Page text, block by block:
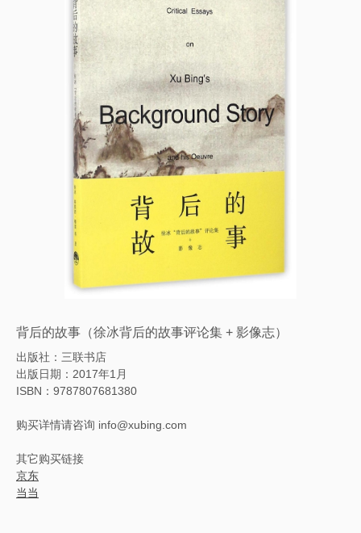
背后的故事（徐冰背后的故事评论集 + 影像志）
出版社：三联书店
出版日期：2017年1月
ISBN：9787807681380
购买详情请咨询 info@xubing.com
其它购买链接
京东
当当